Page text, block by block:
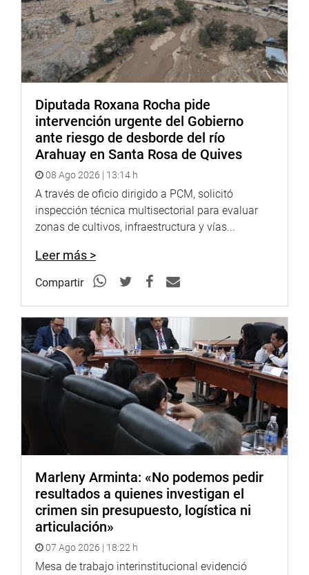
Diputada Roxana Rocha pide
intervención urgente del Gobierno
ante riesgo de desborde del río
Arahuay en Santa Rosa de Quives
08 Ago 2026 | 13:14 h
A través de oficio dirigido a PCM, solicitó
inspección técnica multisectorial para evaluar
zonas de cultivos, infraestructura y vías...
Leer más >
Compartir
Marleny Arminta: «No podemos pedir
resultados a quienes investigan el
crimen sin presupuesto, logística ni
articulación»
07 Ago 2026 | 18:22 h
Mesa de trabajo interinstitucional evidenció